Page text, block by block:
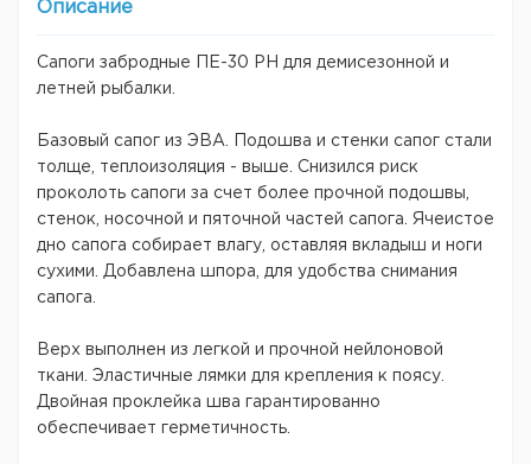
Описание
Сапоги забродные ПЕ-30 РН для демисезонной и
летней рыбалки.
Базовый сапог из ЭВА. Подошва и стенки сапог стали
толще, теплоизоляция - выше. Снизился риск
проколоть сапоги за счет более прочной подошвы,
стенок, носочной и пяточной частей сапога. Ячеистое
дно сапога собирает влагу, оставляя вкладыш и ноги
сухими. Добавлена шпора, для удобства снимания
сапога.
Верх выполнен из легкой и прочной нейлоновой
ткани. Эластичные лямки для крепления к поясу.
Двойная проклейка шва гарантированно
обеспечивает герметичность.